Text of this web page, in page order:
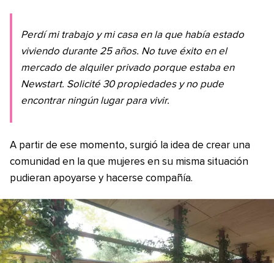
Perdí mi trabajo y mi casa en la que había estado
viviendo durante 25 años. No tuve éxito en el
mercado de alquiler privado porque estaba en
Newstart. Solicité 30 propiedades y no pude
encontrar ningún lugar para vivir.
A partir de ese momento, surgió la idea de crear una
comunidad en la que mujeres en su misma situación
pudieran apoyarse y hacerse compañía.